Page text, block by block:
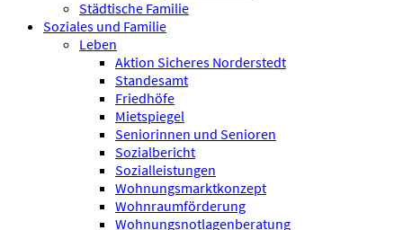
Städtische Familie
Soziales und Familie
Leben
Aktion Sicheres Norderstedt
Standesamt
Friedhöfe
Mietspiegel
Seniorinnen und Senioren
Sozialbericht
Sozialleistungen
Wohnungsmarktkonzept
Wohnraumförderung
Wohnungsnotlagenberatung